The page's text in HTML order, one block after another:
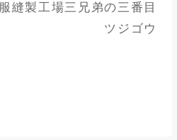
縫製工場三兄弟の三番目
ツジゴウ